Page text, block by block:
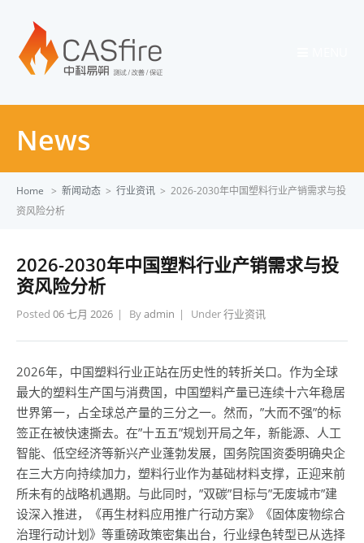
News
Home > 新闻动态 > 行业资讯 > 2026-2030年中国塑料行业产销需求与投
资风险分析
2026-2030年中国塑料行业产销需求与投
资风险分析
Posted 06 七月 2026 Byadmin Under行业资讯
2026年，中国塑料行业正站在历史性的转折关口。作为全球
最大的塑料生产国与消费国，中国塑料产量已连续十六年稳居
世界第一，占全球总产量的三分之一。然而，”大而不强”的标
签正在被快速撕去。在”十五五”规划开局之年，新能源、人工
智能、低空经济等新兴产业蓬勃发展，国务院国资委明确央企
在三大方向持续加力，塑料行业作为基础材料支撑，正迎来前
所未有的战略机遇期。与此同时，”双碳”目标与”无废城市”建
设深入推进，《再生材料应用推广行动方案》《固体废物综合
治理行动计划》等重磅政策密集出台，行业绿色转型已从选择